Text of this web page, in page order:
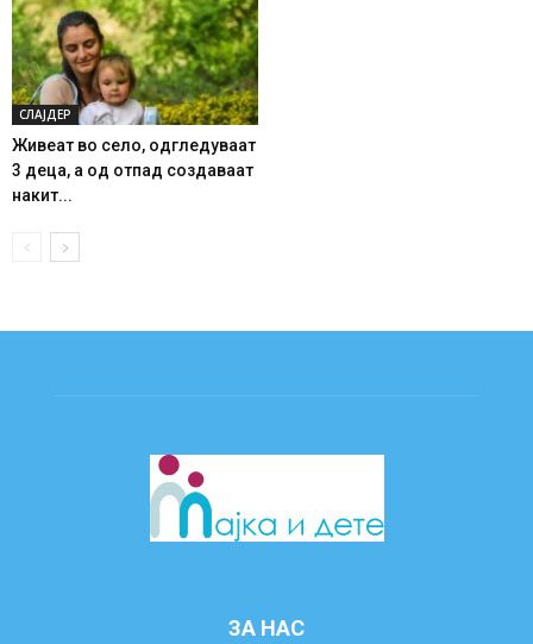
СЛАЈДЕР
Живеат во село, одгледуваат
3 деца, а од отпад создаваат
накит...
ЗА НАС